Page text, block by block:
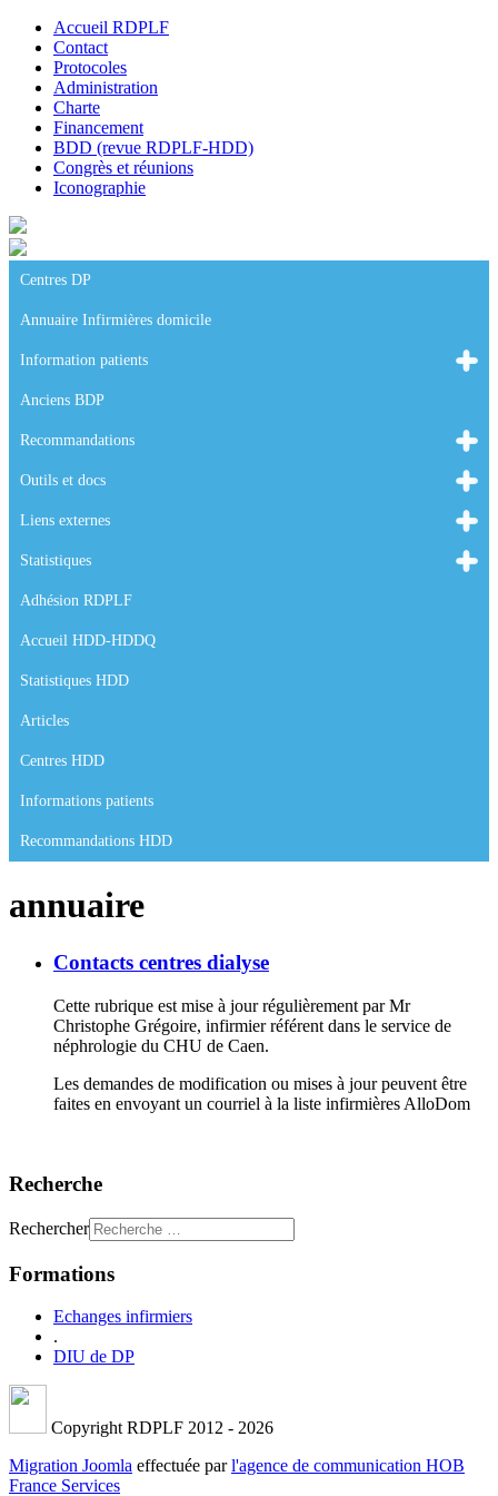
Accueil RDPLF
Contact
Protocoles
Administration
Charte
Financement
BDD (revue RDPLF-HDD)
Congrès et réunions
Iconographie
Centres DP
Annuaire Infirmières domicile
Information patients
Anciens BDP
Recommandations
Outils et docs
Liens externes
Statistiques
Adhésion RDPLF
Accueil HDD-HDDQ
Statistiques HDD
Articles
Centres HDD
Informations patients
Recommandations HDD
annuaire
Contacts centres dialyse
Cette rubrique est mise à jour régulièrement par Mr
Christophe Grégoire, infirmier référent dans le service de
néphrologie du CHU de Caen.
Les demandes de modification ou mises à jour peuvent être
faites en envoyant un courriel à la liste infirmières AlloDom
Recherche
Rechercher
Formations
Echanges infirmiers
.
DIU de DP
Copyright RDPLF 2012 - 2026
Migration Joomla effectuée parl'agence de communication HOB
France Services